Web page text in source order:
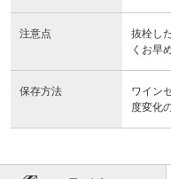
注意点
抜栓し
くお早
保存方法
ワイン
度変化